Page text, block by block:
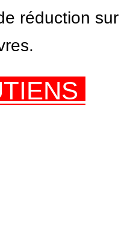
réduction sur